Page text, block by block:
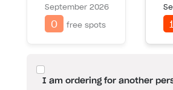
September 2026
0 free spots 1
I am ordering for another